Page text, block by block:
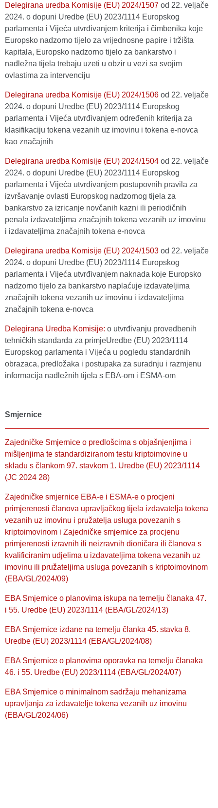
Delegirana uredba Komisije (EU) 2024/1507 оd 22. veljače
2024. o dopuni Uredbe (EU) 2023/1114 Europskog
parlamenta i Vijeća utvrđivanjem kriterija i čimbenika koje
Europsko nadzorno tijelo za vrijednosne papire i tržišta
kapitala, Europsko nadzorno tijelo za bankarstvo i
nadležna tijela trebaju uzeti u obzir u vezi sa svojim
ovlastima za intervenciju
Delegirana uredba Komisije (EU) 2024/1506 оd 22. veljače
2024. o dopuni Uredbe (EU) 2023/1114 Europskog
parlamenta i Vijeća utvrđivanjem određenih kriterija za
klasifikaciju tokena vezanih uz imovinu i tokena e-novca
kao značajnih
Delegirana uredba Komisije (EU) 2024/1504 оd 22. veljače
2024. o dopuni Uredbe (EU) 2023/1114 Europskog
parlamenta i Vijeća utvrđivanjem postupovnih pravila za
izvršavanje ovlasti Europskog nadzornog tijela za
bankarstvo za izricanje novčanih kazni ili periodičnih
penala izdavateljima značajnih tokena vezanih uz imovinu
i izdavateljima značajnih tokena e-novca
Delegirana uredba Komisije (EU) 2024/1503 оd 22. veljače
2024. o dopuni Uredbe (EU) 2023/1114 Europskog
parlamenta i Vijeća utvrđivanjem naknada koje Europsko
nadzorno tijelo za bankarstvo naplaćuje izdavateljima
značajnih tokena vezanih uz imovinu i izdavateljima
značajnih tokena e-novca
Delegirana Uredba Komisije: o utvrđivanju provedbenih
tehničkih standarda za primjeUredbe (EU) 2023/1114
Europskog parlamenta i Vijeća u pogledu standardnih
obrazaca, predložaka i postupaka za suradnju i razmjenu
informacija nadležnih tijela s EBA-om i ESMA-om
Smjernice
Zajedničke Smjernice o predlošcima s objašnjenjima i
mišljenjima te standardiziranom testu kriptoimovine u
skladu s člankom 97. stavkom 1. Uredbe (EU) 2023/1114
(JC 2024 28)
Zajedničke smjernice EBA-e i ESMA-e o procjeni
primjerenosti članova upravljačkog tijela izdavatelja tokena
vezanih uz imovinu i pružatelja usluga povezanih s
kriptoimovinom i Zajedničke smjernice za procjenu
primjerenosti izravnih ili neizravnih dioničara ili članova s
kvalificiranim udjelima u izdavateljima tokena vezanih uz
imovinu ili pružateljima usluga povezanih s kriptoimovinom
(EBA/GL/2024/09)
EBA Smjernice o planovima iskupa na temelju članaka 47.
i 55. Uredbe (EU) 2023/1114 (EBA/GL/2024/13)
EBA Smjernice izdane na temelju članka 45. stavka 8.
Uredbe (EU) 2023/1114 (EBA/GL/2024/08)
EBA Smjernice o planovima oporavka na temelju članaka
46. i 55. Uredbe (EU) 2023/1114 (EBA/GL/2024/07)
EBA Smjernice o minimalnom sadržaju mehanizama
upravljanja za izdavatelje tokena vezanih uz imovinu
(EBA/GL/2024/06)